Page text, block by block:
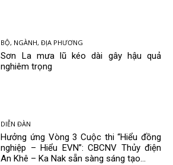
BỘ, NGÀNH, ĐỊA PHƯƠNG
Sơn La mưa lũ kéo dài gây hậu quả
nghiêm trọng
DIỄN ĐÀN
Hưởng ứng Vòng 3 Cuộc thi “Hiểu đồng
nghiệp – Hiểu EVN”: CBCNV Thủy điện
An Khê – Ka Nak sẵn sàng sáng tạo...